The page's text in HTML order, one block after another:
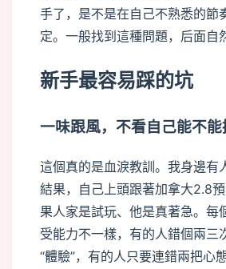
手了，是不是在自己不熟悉的節
定。一般找到這種問題，后面自
新手最容易踩的坑
一味跟風，不看自己能不能
這個真的是血淚教訓。我身邊有
結果，自己上頭跟著加拿大2.8
果人家是試玩、他是真著急。每
受能力不一樣，有的人錯個兩三
“體驗”，有的人只要連錯兩把心